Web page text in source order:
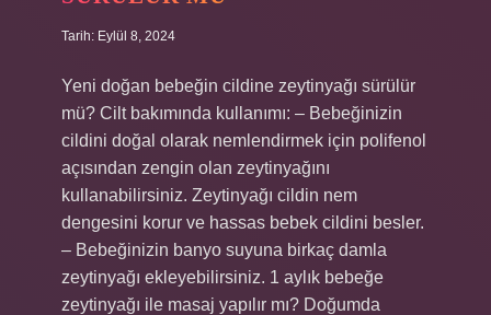
Tarih: Eylül 8, 2024
Yeni doğan bebeğin cildine zeytinyağı sürülür
mü? Cilt bakımında kullanımı: – Bebeğinizin
cildini doğal olarak nemlendirmek için polifenol
açısından zengin olan zeytinyağını
kullanabilirsiniz. Zeytinyağı cildin nem
dengesini korur ve hassas bebek cildini besler.
– Bebeğinizin banyo suyuna birkaç damla
zeytinyağı ekleyebilirsiniz. 1 aylık bebeğe
zeytinyağı ile masaj yapılır mı? Doğumda